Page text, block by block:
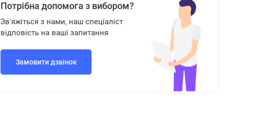
Потрібна допомога з вибором?
Зв'яжіться з нами, наш спеціаліст
відповість на ваші запитання
Замовити дзвінок